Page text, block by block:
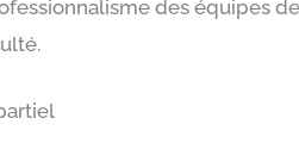
des équipes